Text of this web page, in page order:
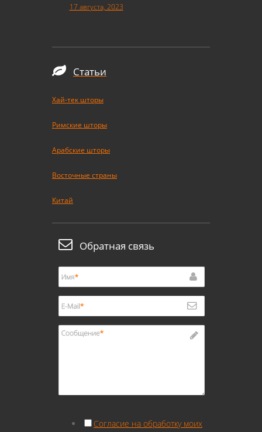
17 августа, 2023
Статьи
Хай-тек шторы
Римские шторы
Арабские шторы
Восточные страны
Китай
Обратная связь
Согласие на обработку моих